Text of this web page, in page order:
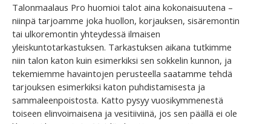
Talonmaalaus Pro huomioi talot aina kokonaisuutena –
niinpä tarjoamme joka huollon, korjauksen, sisäremontin
tai ulkoremontin yhteydessä ilmaisen
yleiskuntotarkastuksen. Tarkastuksen aikana tutkimme
niin talon katon kuin esimerkiksi sen sokkelin kunnon, ja
tekemiemme havaintojen perusteella saatamme tehdä
tarjouksen esimerkiksi katon puhdistamisesta ja
sammaleenpoistosta. Katto pysyy vuosikymmenestä
toiseen elinvoimaisena ja vesitiiviinä, jos sen päällä ei ole